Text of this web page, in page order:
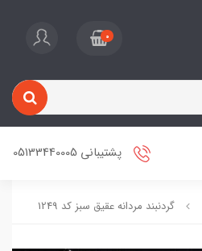
0
پشتیبانی 05133440005
گردنبند مردانه عقیق سبز کد 1249